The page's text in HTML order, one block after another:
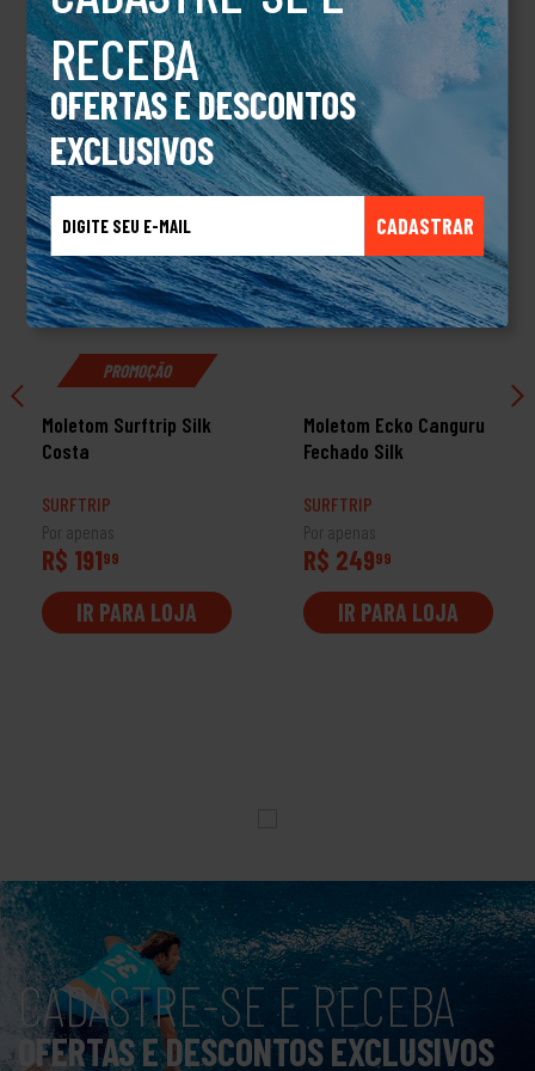
RECEBA
OFERTAS E DESCONTOS
EXCLUSIVOS
CADASTRAR
TALVEZ VOCÊ TAMBÉM GOSTE
PROMOÇÃO
Moletom Surftrip Silk
Costa
SURFTRIP
Por apenas
R$ 19199
IR PARA LOJA
Moletom Ecko Canguru
Fechado Silk
SURFTRIP
Por apenas
R$ 24999
IR PARA LOJA
CADASTRE-SE E RECEBA
OFERTAS E DESCONTOS EXCLUSIVOS